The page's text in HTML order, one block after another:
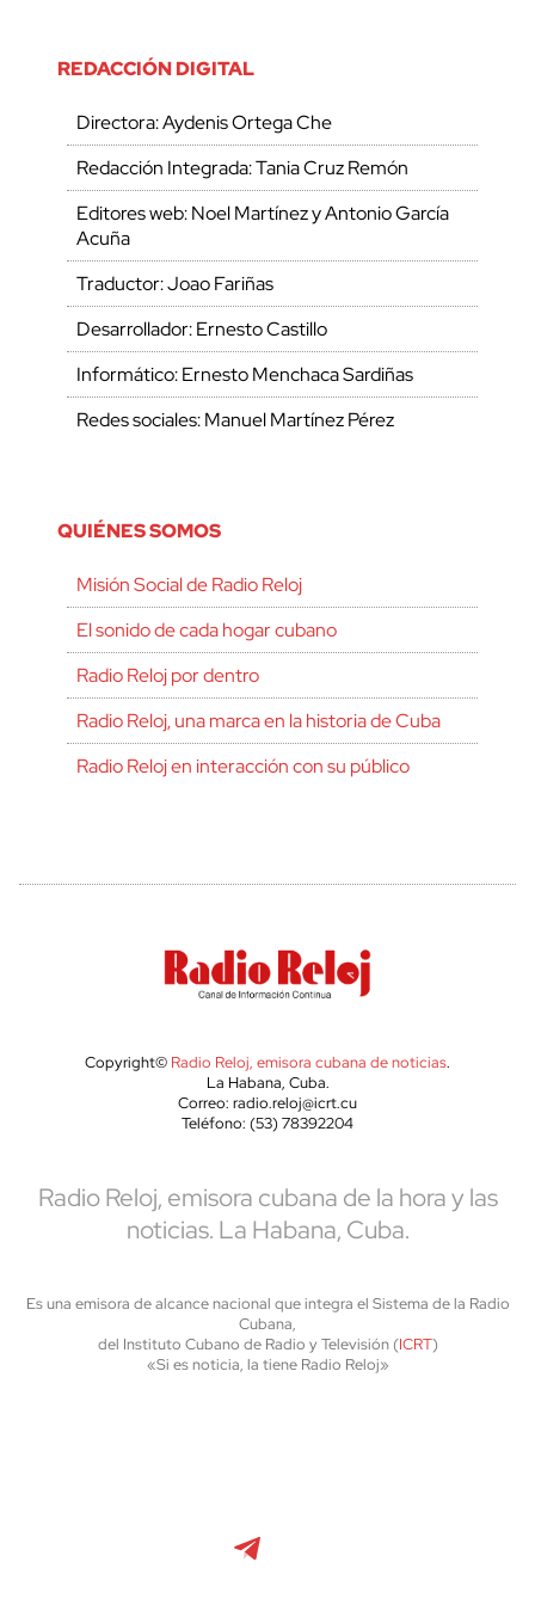
REDACCIÓN DIGITAL
Directora: Aydenis Ortega Che
Redacción Integrada: Tania Cruz Remón
Editores web: Noel Martínez y Antonio García
Acuña
Traductor: Joao Fariñas
Desarrollador: Ernesto Castillo
Informático: Ernesto Menchaca Sardiñas
Redes sociales: Manuel Martínez Pérez
QUIÉNES SOMOS
Misión Social de Radio Reloj
El sonido de cada hogar cubano
Radio Reloj por dentro
Radio Reloj, una marca en la historia de Cuba
Radio Reloj en interacción con su público
Copyright© Radio Reloj, emisora cubana de noticias.
La Habana, Cuba.
Correo: radio.reloj@icrt.cu
Teléfono: (53) 78392204
Radio Reloj, emisora cubana de la hora y las
noticias. La Habana, Cuba.
Es una emisora de alcance nacional que integra el Sistema de la Radio
Cubana,
del Instituto Cubano de Radio y Televisión (ICRT)
«Si es noticia, la tiene Radio Reloj»